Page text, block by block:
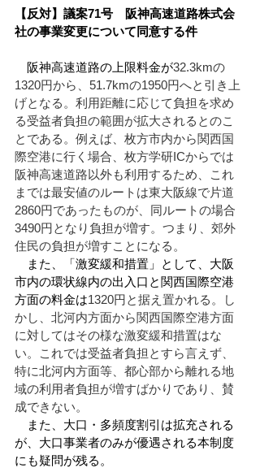
【反対】議案71号　阪神高速道路株式会
社の事業変更について同意する件
阪神高速道路の上限料金が32.3kmの
1320円から、51.7kmの1950円へと引き上
げとなる。利用距離に応じて負担を求め
る受益者負担の範囲が拡大されるとのこ
とである。例えば、枚方市内から関西国
際空港に行く場合、枚方学研ICからでは
阪神高速道路以外も利用するため、これ
までは最安値のルートは東大阪線で片道
2860円であったものが、同ルートの場合
3490円となり負担が増す。つまり、郊外
住民の負担が増すことになる。
また、「激変緩和措置」として、大阪
市内の環状線内の出入口と関西国際空港
方面の料金は1320円と据え置かれる。し
かし、北河内方面から関西国際空港方面
に対してはその様な激変緩和措置はな
い。これでは受益者負担とすら言えず、
特に北河内方面等、都心部から離れる地
域の利用者負担が増すばかりであり、賛
成できない。
また、大口・多頻度割引は拡充される
が、大口事業者のみが優遇される本制度
にも疑問が残る。